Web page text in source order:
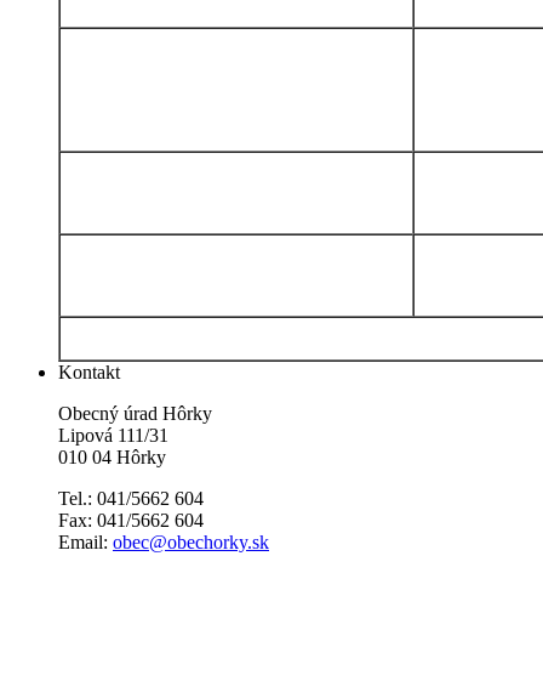
Kontakt
Obecný úrad Hôrky
Lipová 111/31
010 04 Hôrky
Tel.: 041/5662 604
Fax: 041/5662 604
Email: obec@obechorky.sk